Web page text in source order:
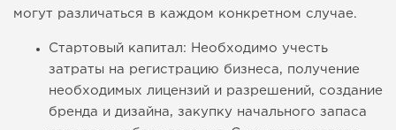
могут различаться в каждом конкретном случае.
Стартовый капитал: Необходимо учесть
затраты на регистрацию бизнеса, получение
необходимых лицензий и разрешений, создание
бренда и дизайна, закупку начального запаса